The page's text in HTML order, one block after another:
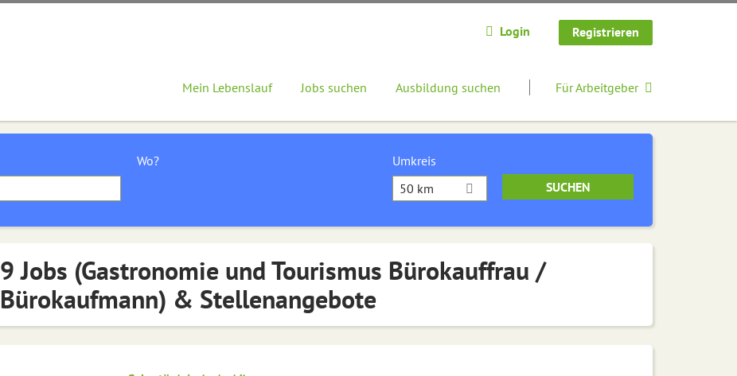
Login Registrieren
Mein Lebenslauf Jobs suchen Ausbildung suchen Für Arbeitgeber
Wo?
Umkreis
50 km
9 Jobs (Gastronomie und Tourismus Bürokauffrau /
Bürokaufmann) & Stellenangebote